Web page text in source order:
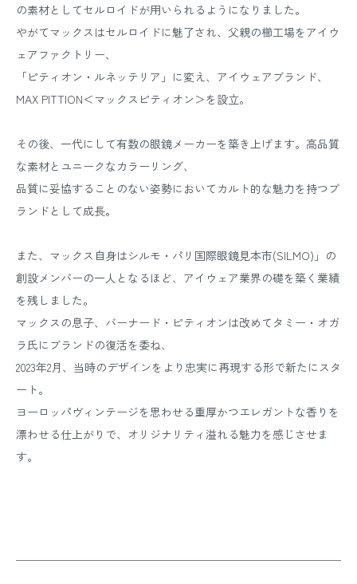
の素材としてセルロイドが用いられるようになりました。
やがてマックスはセルロイドに魅了され、父親の櫛工場をアイウ
ェアファクトリー、
「ピティオン・ルネッテリア」に変え、アイウェアブランド、
MAX PITTION＜マックスピティオン＞を設立。
その後、一代にして有数の眼鏡メーカーを築き上げます。高品質
な素材とユニークなカラーリング、
品質に妥協することのない姿勢においてカルト的な魅力を持つブ
ランドとして成長。
また、マックス自身はシルモ・パリ国際眼鏡見本市(SILMO)」の
創設メンバーの一人となるほど、アイウェア業界の礎を築く業績
を残しました。
マックスの息子、バーナード・ピティオンは改めてタミー・オガ
ラ氏にブランドの復活を委ね、
2023年2月、当時のデザインをより忠実に再現する形で新たにスタ
ート。
ヨーロッパヴィンテージを思わせる重厚かつエレガントな香りを
漂わせる仕上がりで、オリジナリティ溢れる魅力を感じさせま
す。